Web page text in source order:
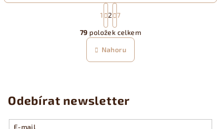
O
v
l
á
í
S
t
r
á
n
k
o
í
1 2 7
79 položek celkem
Nahoru
Odebírat newsletter
E-mail